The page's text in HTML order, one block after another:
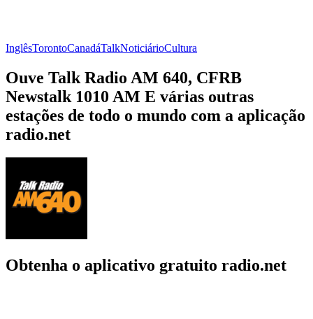
InglêsTorontoCanadáTalkNoticiárioCultura
Ouve Talk Radio AM 640, CFRB
Newstalk 1010 AM E várias outras
estações de todo o mundo com a aplicação
radio.net
Obtenha o aplicativo gratuito radio.net